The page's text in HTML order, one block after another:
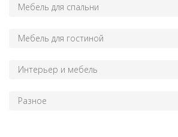
Мебель для спальни
Мебель для гостиной
Интерьер и мебель
Разное